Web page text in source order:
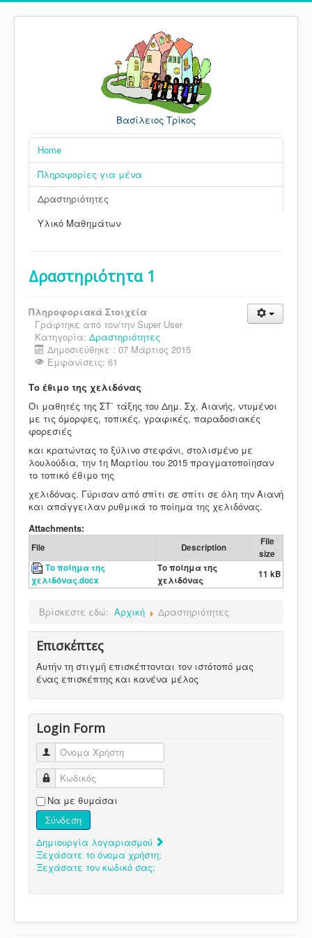
Βασίλειος Τρίκος
Home
Πληροφορίες για μένα
Δραστηριότητες
Υλικό Μαθημάτων
Δραστηριότητα 1
Πληροφοριακά Στοιχεία
Γράφτηκε από τον/την Super User
Κατηγορία: Δραστηριότητες
Δημοσιεύθηκε : 07 Μάρτιος 2015
Εμφανίσεις: 61
Το έθιμο της χελιδόνας
Οι μαθητές της ΣΤ΄ τάξης του Δημ. Σχ. Αιανής, ντυμένοι
με τις όμορφες, τοπικές, γραφικές, παραδοσιακές
φορεσιές
και κρατώντας το ξύλινο στεφάνι, στολισμένο με
λουλούδια, την 1η Μαρτίου του 2015 πραγματοποίησαν
το τοπικό έθιμο της
χελιδόνας. Γύρισαν από σπίτι σε σπίτι σε όλη την Αιανή
και απάγγειλαν ρυθμικά το ποίημα της χελιδόνας.
Attachments:
File Description
File
size
Το ποίημα της
χελιδόνας.docx
Το ποίημα της
χελιδόνας
11 kB
Βρίσκεστε εδώ: Αρχική Δραστηριότητες
Επισκέπτες
Αυτήν τη στιγμή επισκέπτονται τον ιστότοπό μας
ένας επισκέπτης και κανένα μέλος
Login Form
Όνομα Χρήστη
Κωδικός
Να με θυμάσαι
Σύνδεση
Δημιουργία λογαριασμού
Ξεχάσατε το όνομα χρήστη;
Ξεχάσατε τον κωδικό σας;